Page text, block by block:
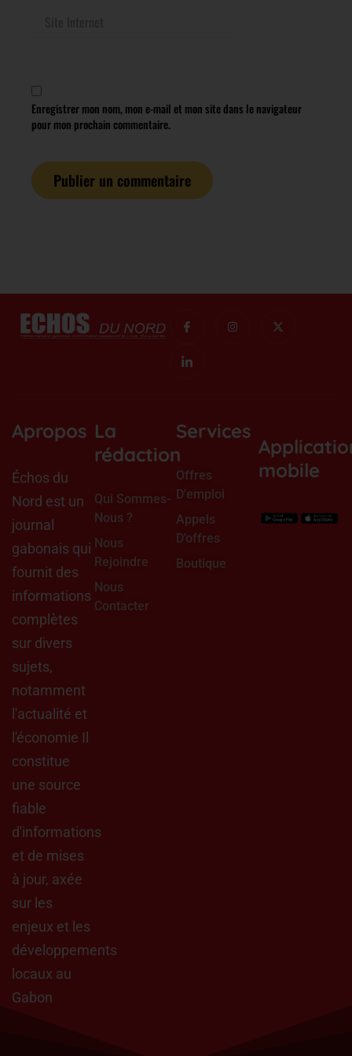
Enregistrer mon nom, mon e-mail et mon site dans le navigateur
pour mon prochain commentaire.
c
o
-
f
o
o
n
s
-
t
c
o
-
l
d
i
Apropos
Échos du
Nord est un
journal
gabonais qui
fournit des
informations
complètes
sur divers
sujets,
notamment
l'actualité et
l'économie Il
constitue
une source
fiable
d'informations
et de mises
à jour, axée
sur les
enjeux et les
développements
locaux au
Gabon
La
rédaction
Qui Sommes-
Nous ?
Nous
Rejoindre
Nous
Contacter
Services
Offres
D'emploi
Appels
D'offres
Boutique
mobile